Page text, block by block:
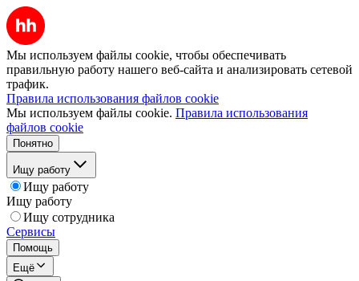
Мы используем файлы cookie, чтобы обеспечивать
правильную работу нашего веб-сайта и анализировать сетевой
трафик.
Правила использования файлов cookie
Мы используем файлы cookie. Правила использования
файлов cookie
Понятно
Ищу работу
Ищу работу
Ищу работу
Ищу сотрудника
Сервисы
Помощь
Ещё